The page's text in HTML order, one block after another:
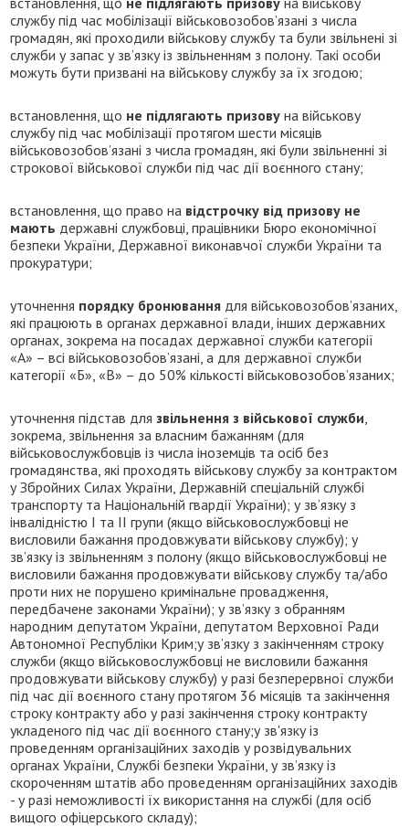
службу під час мобілізації військовозобов’язані з числа
громадян, які проходили військову службу та були звільнені зі
служби у запас у зв’язку із звільненням з полону. Такі особи
можуть бути призвані на військову службу за їх згодою;
встановлення, що не підлягають призову на військову
службу під час мобілізації протягом шести місяців
військовозобов’язані з числа громадян, які були звільненні зі
строкової військової служби під час дії воєнного стану;
встановлення, що право на відстрочку від призову не
мають державні службовці, працівники Бюро економічної
безпеки України, Державної виконавчої служби України та
прокуратури;
уточнення порядку бронювання для військовозобов’язаних,
які працюють в органах державної влади, інших державних
органах, зокрема на посадах державної служби категорії
«А» – всі військовозобов’язані, а для державної служби
категорії «Б», «В» – до 50% кількості військовозобов’язаних;
уточнення підстав длязвільнення з військової служби
зокрема, звільнення за власним бажанням (для
військовослужбовців із числа іноземців та осіб без
громадянства, які проходять військову службу за контрактом
у Збройних Силах України, Державній спеціальній службі
транспорту та Національній гвардії України); у зв’язку з
інвалідністю І та ІІ групи (якщо військовослужбовці не
висловили бажання продовжувати військову службу); у
зв’язку із звільненням з полону (якщо військовослужбовці не
висловили бажання продовжувати військову службу та/або
проти них не порушено кримінальне провадження,
передбачене законами України); у зв’язку з обранням
народним депутатом України, депутатом Верховної Ради
Автономної Республіки Крим;у зв’язку з закінченням строку
служби (якщо військовослужбовці не висловили бажання
продовжувати військову службу) у разі безперервної служби
під час дії воєнного стану протягом 36 місяців та закінчення
строку контракту або у разі закінчення строку контракту
укладеного під час дії воєнного стану;у зв'язку із
проведенням організаційних заходів у розвідувальних
органах України, Службі безпеки України, у зв’язку із
скороченням штатів або проведенням організаційних заходів
- у разі неможливості їх використання на службі (для осіб
вищого офіцерського складу);